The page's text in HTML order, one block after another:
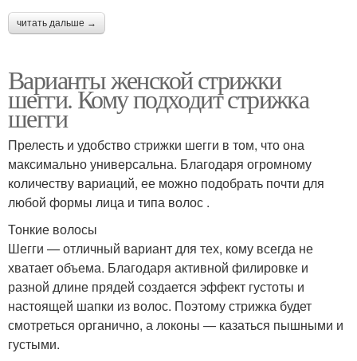
читать дальше →
Варианты женской стрижки
шегги. Кому подходит стрижка
шегги
Прелесть и удобство стрижки шегги в том, что она
максимально универсальна. Благодаря огромному
количеству вариаций, ее можно подобрать почти для
любой формы лица и типа волос .
Тонкие волосы
Шегги — отличный вариант для тех, кому всегда не
хватает объема. Благодаря активной филировке и
разной длине прядей создается эффект густоты и
настоящей шапки из волос. Поэтому стрижка будет
смотреться органично, а локоны — казаться пышными и
густыми.